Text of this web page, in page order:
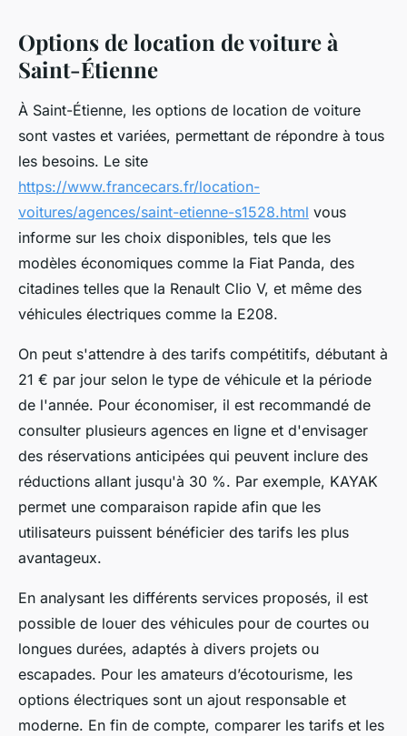
Options de location de voiture à
Saint-Étienne
À Saint-Étienne, les options de location de voiture
sont vastes et variées, permettant de répondre à tous
les besoins. Le site
https://www.francecars.fr/location-
voitures/agences/saint-etienne-s1528.html vous
informe sur les choix disponibles, tels que les
modèles économiques comme la Fiat Panda, des
citadines telles que la Renault Clio V, et même des
véhicules électriques comme la E208.
On peut s'attendre à des tarifs compétitifs, débutant à
21 € par jour selon le type de véhicule et la période
de l'année. Pour économiser, il est recommandé de
consulter plusieurs agences en ligne et d'envisager
des réservations anticipées qui peuvent inclure des
réductions allant jusqu'à 30 %. Par exemple, KAYAK
permet une comparaison rapide afin que les
utilisateurs puissent bénéficier des tarifs les plus
avantageux.
En analysant les différents services proposés, il est
possible de louer des véhicules pour de courtes ou
longues durées, adaptés à divers projets ou
escapades. Pour les amateurs d’écotourisme, les
options électriques sont un ajout responsable et
moderne. En fin de compte, comparer les tarifs et les